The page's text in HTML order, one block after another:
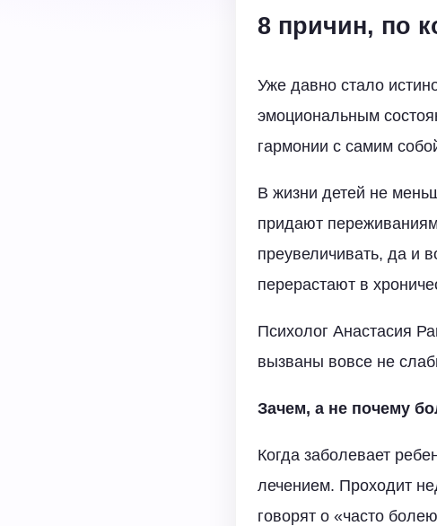
8 причин, по
Уже давно стало
эмоциональным
гармонии с самим
В жизни детей не
придают
преувеличивать, да и
перерастают в
Психолог Анастасия
вызваны вовсе не
Зачем, а не почему
Когда заболевает
лечением. Проходит
говорят о «часто